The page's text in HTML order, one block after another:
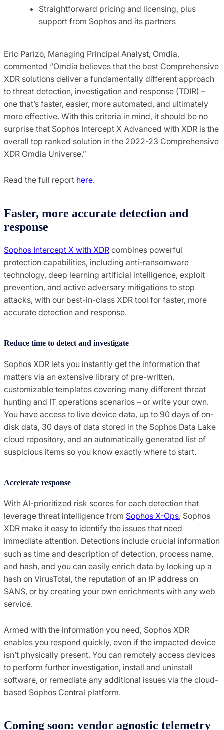
Straightforward pricing and licensing, plus
support from Sophos and its partners
Eric Parizo, Managing Principal Analyst, Omdia,
commented “Omdia believes that the best Comprehensive
XDR solutions deliver a fundamentally different approach
to threat detection, investigation and response (TDIR) –
one that’s faster, easier, more automated, and ultimately
more effective. With this criteria in mind, it should be no
surprise that Sophos Intercept X Advanced with XDR is the
overall top ranked solution in the 2022-23 Comprehensive
XDR Omdia Universe.”
Read the full report here.
Faster, more accurate detection and
response
Sophos Intercept X with XDR combines powerful
protection capabilities, including anti-ransomware
technology, deep learning artificial intelligence, exploit
prevention, and active adversary mitigations to stop
attacks, with our best-in-class XDR tool for faster, more
accurate detection and response.
Reduce time to detect and investigate
Sophos XDR lets you instantly get the information that
matters via an extensive library of pre-written,
customizable templates covering many different threat
hunting and IT operations scenarios – or write your own.
You have access to live device data, up to 90 days of on-
disk data, 30 days of data stored in the Sophos Data Lake
cloud repository, and an automatically generated list of
suspicious items so you know exactly where to start.
Accelerate response
With AI-prioritized risk scores for each detection that
leverage threat intelligence from Sophos X-Ops, Sophos
XDR make it easy to identify the issues that need
immediate attention. Detections include crucial information
such as time and description of detection, process name,
and hash, and you can easily enrich data by looking up a
hash on VirusTotal, the reputation of an IP address on
SANS, or by creating your own enrichments with any web
service.
Armed with the information you need, Sophos XDR
enables you respond quickly, even if the impacted device
isn’t physically present. You can remotely access devices
to perform further investigation, install and uninstall
software, or remediate any additional issues via the cloud-
based Sophos Central platform.
Coming soon: vendor agnostic telemetry